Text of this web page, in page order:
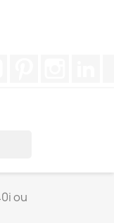
ou